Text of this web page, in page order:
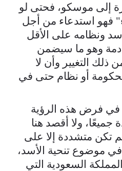
إلى موسكو، فحتى لو
فهو استدعاء من أجل
ونظامه على الأقل
وهو ما سيضمن
ذلك التغيير وأن لا
أو نظام حتى في
في فرض هذه الرؤية
ولا أقصد هنا
لم تكن متشددة إلا على
في موضوع تنحية الأسد،
السعودية التي